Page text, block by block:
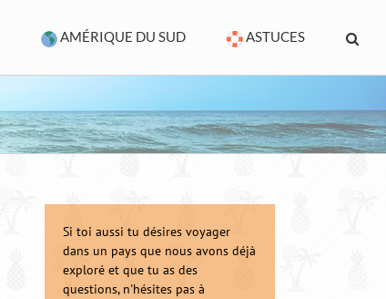
AMÉRIQUE DU SUD ASTUCES
Si toi aussi tu désires voyager
dans un pays que nous avons déjà
exploré et que tu as des
questions, n'hésites pas à